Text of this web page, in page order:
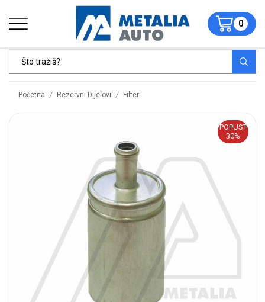
0
Početna / Rezervni Dijelovi / Filter
POPUST
30%